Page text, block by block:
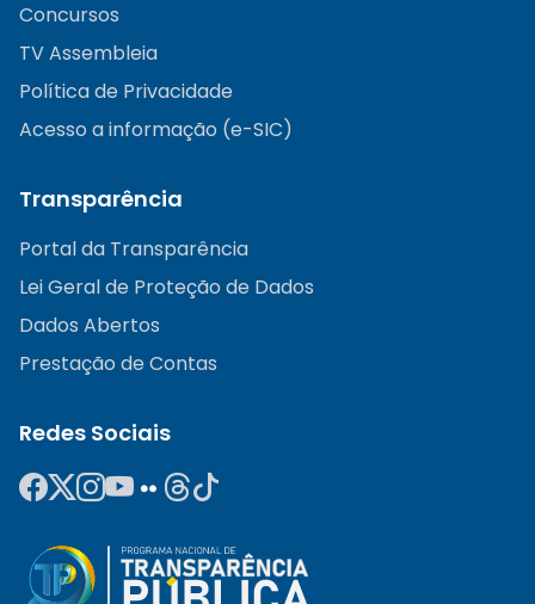
Concursos
TV Assembleia
Política de Privacidade
Acesso a informação (e-SIC)
Transparência
Portal da Transparência
Lei Geral de Proteção de Dados
Dados Abertos
Prestação de Contas
Redes Sociais